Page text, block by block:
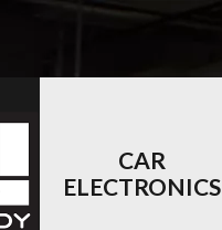
CAR
ELECTRONICS